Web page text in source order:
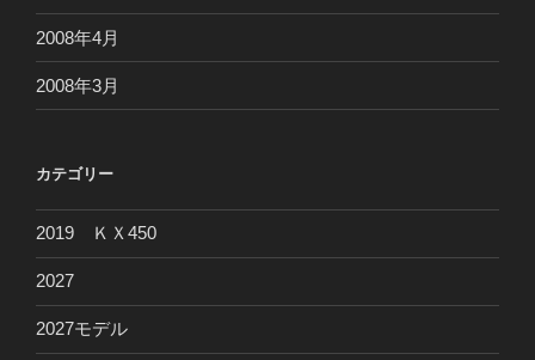
2008年4月
2008年3月
カテゴリー
2019 ＫＸ450
2027
2027モデル